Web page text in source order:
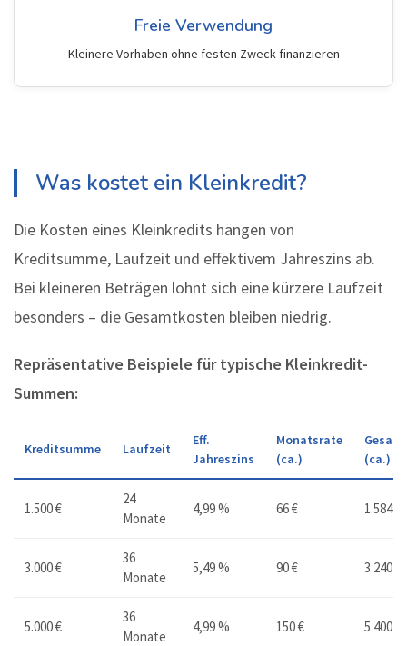
Freie Verwendung
Kleinere Vorhaben ohne festen Zweck finanzieren
Was kostet ein Kleinkredit?
Die Kosten eines Kleinkredits hängen von
Kreditsumme, Laufzeit und effektivem Jahreszins ab.
Bei kleineren Beträgen lohnt sich eine kürzere Laufzeit
besonders – die Gesamtkosten bleiben niedrig.
Repräsentative Beispiele für typische Kleinkredit-
Summen:
Kreditsumme Laufzeit
Eff.
Jahreszins
Monatsrate
(ca.)
(ca.)
1.500 €
24
Monate
4,99 % 66 € 1.584 €
3.000 €
36
Monate
5,49 % 90 € 3.240 €
5.000 €
36
Monate
4,99 % 150 € 5.400 €